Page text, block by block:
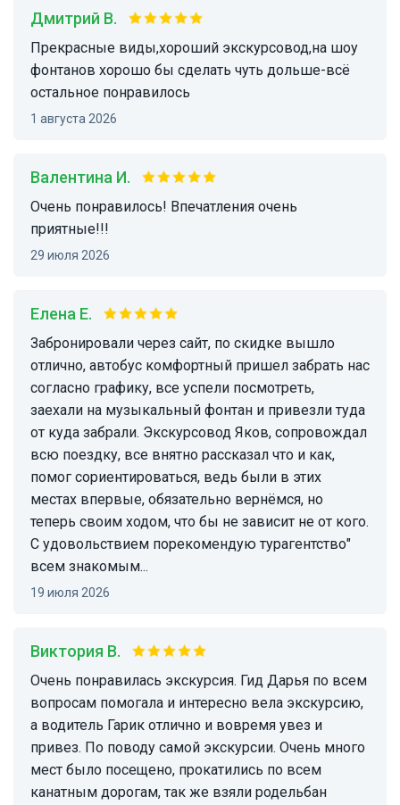
Дмитрий В.
прекрасные виды,хороший экскурсовод,на шоу
фонтанов хорошо бы сделать чуть дольше-всё
остальное понравилось
1 августа 2026
Валентина И.
Очень понравилось! Впечатления очень
приятные!!!
29 июля 2026
Елена Е.
Забронировали через сайт, по скидке вышло
отлично, автобус комфортный пришел забрать нас
согласно графику, все успели посмотреть,
заехали на музыкальный фонтан и привезли туда
от куда забрали. Экскурсовод Яков, сопровождал
всю поездку, все внятно рассказал что и как,
помог сориентироваться, ведь были в этих
местах впервые, обязательно вернёмся, но
теперь своим ходом, что бы не зависит не от кого.
С удовольствием порекомендую турагентство"
всем знакомым...
19 июля 2026
Виктория В.
Очень понравилась экскурсия. Гид Дарья по всем
вопросам помогала и интересно вела экскурсию,
а водитель Гарик отлично и вовремя увез и
привез. По поводу самой экскурсии. Очень много
мест было посещено, прокатились по всем
канатным дорогам, так же взяли родельбан